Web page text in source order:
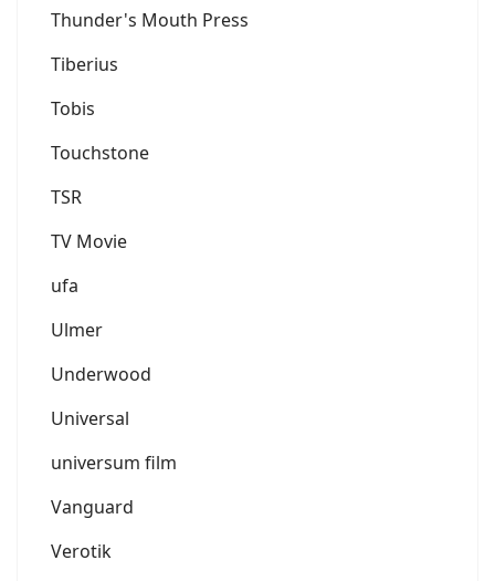
Thunder's Mouth Press
Tiberius
Tobis
Touchstone
TSR
TV Movie
ufa
Ulmer
Underwood
Universal
universum film
Vanguard
Verotik